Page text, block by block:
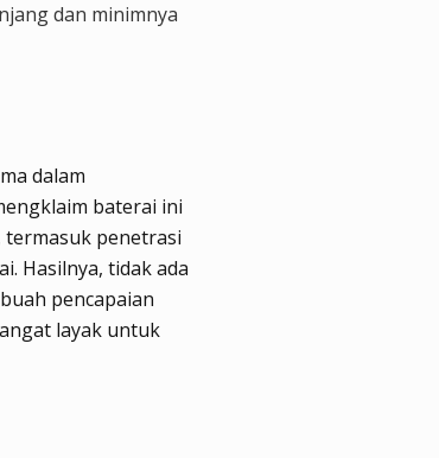
dan minimnya
dalam
baterai ini
termasuk penetrasi
Hasilnya, tidak ada
pencapaian
layak untuk